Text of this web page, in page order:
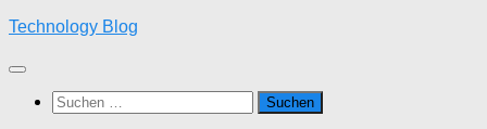
Zum
springen
Technology Blog
Suchen
nach: